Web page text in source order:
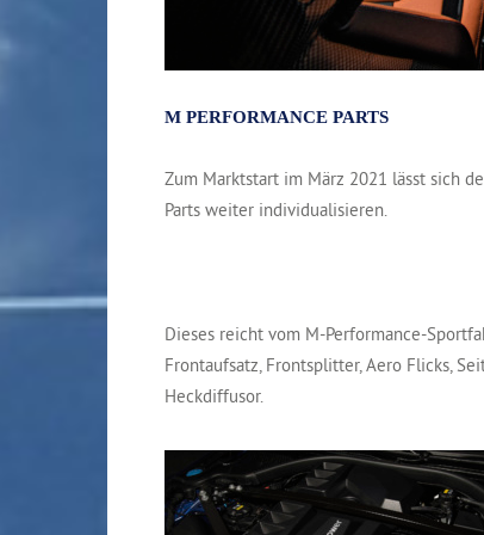
M PERFORMANCE PARTS
Zum Marktstart im März 2021 lässt sich
Parts weiter individualisieren.
Dieses reicht vom M-Performance-
Frontaufsatz, Frontsplitter, Aero Flicks,
Heckdiffusor.